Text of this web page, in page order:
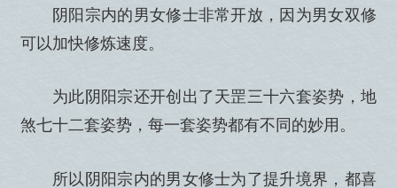
阴阳宗内的男女修士非常开放，因为男女双修
可以加快修炼速度。
为此阴阳宗还开创出了天罡三十六套姿势，地
煞七十二套姿势，每一套姿势都有不同的妙用。
所以阴阳宗内的男女修士为了提升境界，都喜